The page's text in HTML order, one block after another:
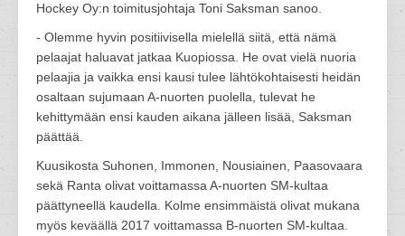
Hockey Oy:n toimitusjohtaja Toni Saksman sanoo.
- Olemme hyvin positiivisella mielellä siitä, että nämä
pelaajat haluavat jatkaa Kuopiossa. He ovat vielä nuoria
pelaajia ja vaikka ensi kausi tulee lähtökohtaisesti heidän
osaltaan sujumaan A-nuorten puolella, tulevat he
kehittymään ensi kauden aikana jälleen lisää, Saksman
päättää.
Kuusikosta Suhonen, Immonen, Nousiainen, Paasovaara
sekä Ranta olivat voittamassa A-nuorten SM-kultaa
päättyneellä kaudella. Kolme ensimmäistä olivat mukana
myös keväällä 2017 voittamassa B-nuorten SM-kultaa.